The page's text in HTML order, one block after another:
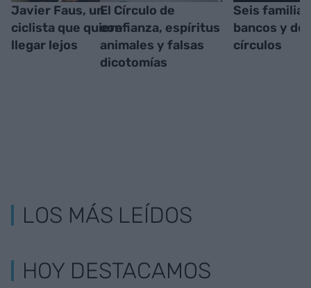
Javier Faus, un
ciclista que quiere
llegar lejos
El Círculo de
confianza, espíritus
animales y falsas
dicotomías
Seis
bancos y
círculos
LOS MÁS LEÍDOS
HOY DESTACAMOS